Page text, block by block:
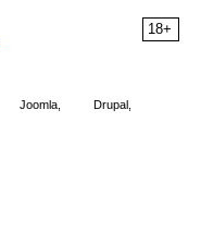
18+
Joomla,
Drupal,